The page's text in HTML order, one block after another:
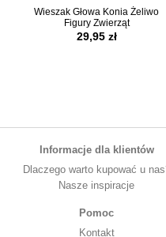
Wieszak Głowa Konia Żeliwo
Figury Zwierząt
29,95 zł
Informacje dla klientów
Dlaczego warto kupować u
Nasze inspiracje
Pomoc
Kontakt